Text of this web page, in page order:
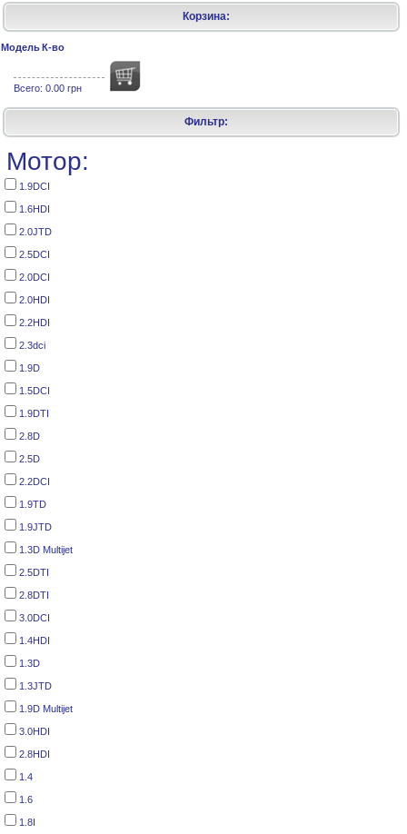
Корзина:
Модель К-во
Всего: 0.00 грн
Фильтр:
Мотор:
1.9DCI
1.6HDI
2.0JTD
2.5DCI
2.0DCI
2.0HDI
2.2HDI
2.3dci
1.9D
1.5DCI
1.9DTI
2.8D
2.5D
2.2DCI
1.9TD
1.9JTD
1.3D Multijet
2.5DTI
2.8DTI
3.0DCI
1.4HDI
1.3D
1.3JTD
1.9D Multijet
3.0HDI
2.8HDI
1.4
1.6
1.8I